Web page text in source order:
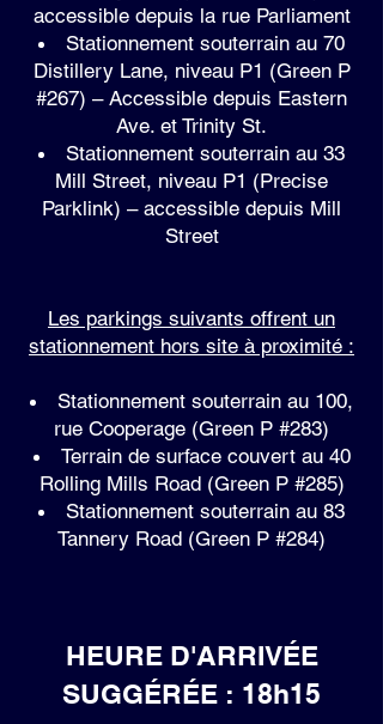
accessible depuis la rue Parliament
Stationnement souterrain au 70
Distillery Lane, niveau P1 (Green P
#267) – Accessible depuis Eastern
Ave. et Trinity St.
Stationnement souterrain au 33
Mill Street, niveau P1 (Precise
Parklink) – accessible depuis Mill
Street
Les parkings suivants offrent un
stationnement hors site à proximité :
Stationnement souterrain au 100,
rue Cooperage (Green P #283)
Terrain de surface couvert au 40
Rolling Mills Road (Green P #285)
Stationnement souterrain au 83
Tannery Road (Green P #284)
HEURE D'ARRIVÉE
SUGGÉRÉE : 18h15